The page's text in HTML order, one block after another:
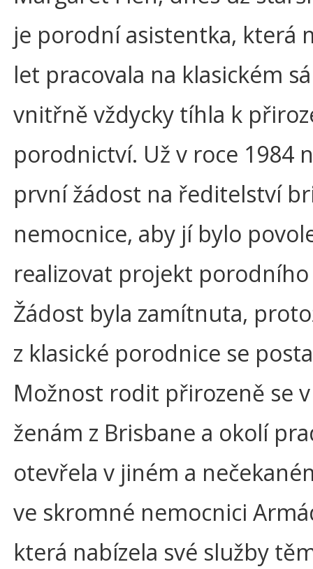
je porodní asistentka, která
let pracovala na klasickém
vnitřně vždycky tíhla k
porodnictví. Už v roce 1984
první žádost na ředitelství
nemocnice, aby jí bylo
realizovat projekt
Žádost byla zamítnuta,
z klasické porodnice se
Možnost rodit přirozeně se
ženám z Brisbane a okolí
otevřela v jiném a
ve skromné nemocnici
která nabízela své služby